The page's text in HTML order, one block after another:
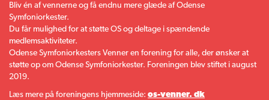
Bliv én af vennerne og få endnu mere glæde af Odense
Symfoniorkester.
Du får mulighed for at støtte OS og deltage i spændende
medlemsaktiviteter.
Odense Symfoniorkesters Venner en forening for alle, der ønsker at
støtte op om Odense Symfoniorkester. Foreningen blev stiftet i august
2019.
Læs mere på foreningens hjemmeside: os-venner. dk